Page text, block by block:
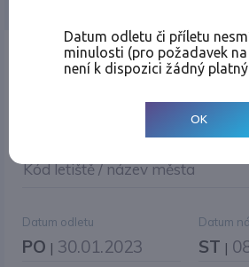
Místo odletu
Kód letiště / název města
Datum odletu
PO | 30.01.2023
Datum
ST |
Datum odletu či příletu
minulosti (pro požadavek
není k dispozici žádný
OK